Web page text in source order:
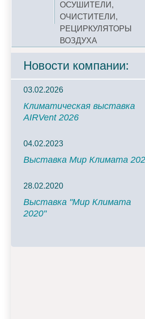
ОСУШИТЕЛИ,
ОЧИСТИТЕЛИ,
РЕЦИРКУЛЯТОРЫ
ВОЗДУХА
Новости компании:
03.02.2026
Климатическая выставка
AIRVent 2026
04.02.2023
Выставка Мир Климата
28.02.2020
Выставка "Мир Климата
2020"